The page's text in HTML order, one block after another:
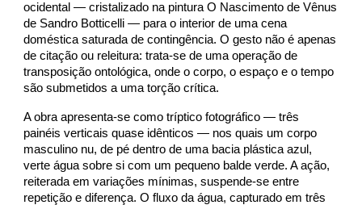
ocidental — cristalizado na pintura O Nascimento de Vênus
de Sandro Botticelli — para o interior de uma cena
doméstica saturada de contingência. O gesto não é apenas
de citação ou releitura: trata-se de uma operação de
transposição ontológica, onde o corpo, o espaço e o tempo
são submetidos a uma torção crítica.
A obra apresenta-se como tríptico fotográfico — três
painéis verticais quase idênticos — nos quais um corpo
masculino nu, de pé dentro de uma bacia plástica azul,
verte água sobre si com um pequeno balde verde. A ação,
reiterada em variações mínimas, suspende-se entre
repetição e diferença. O fluxo da água, capturado em três